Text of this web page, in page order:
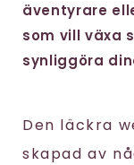
äventyrare
som vill växa
synliggöra
Den läckra
skapad av